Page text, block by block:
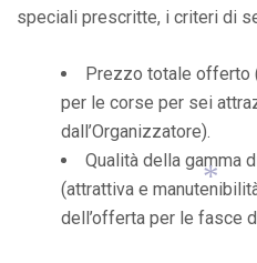
speciali prescritte, i criteri di
Prezzo totale offerto
per le corse per sei
dall’Organizzatore).
Qualità della gamma
(attrattiva e
dell’offerta per le fasce